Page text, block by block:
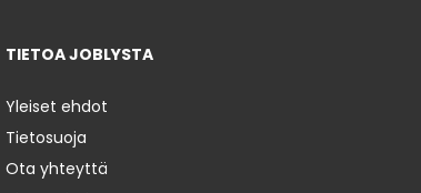
TIETOA JOBLYSTA
Yleiset ehdot
Tietosuoja
Ota yhteyttä